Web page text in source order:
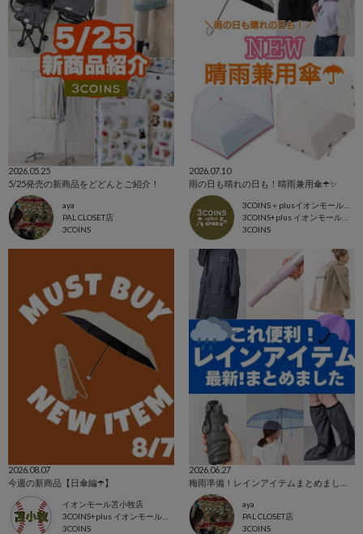
2026.05.25
5/25発売の新商品をどどんとご紹介！
aya
PAL CLOSET店
3COINS
2026.07.10
雨の日も晴れの日も！晴雨兼用傘☂️✨
3COINS
2026.08.07
今週の新商品【日傘編☂️】
イオンモール苫小牧店
3COINS+plus イオンモール苫小牧店
3COINS
2026.06.27
aya
PAL CLOSET店
3COINS